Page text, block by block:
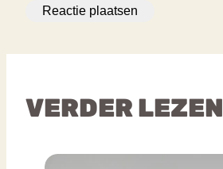
VERDER LEZEN